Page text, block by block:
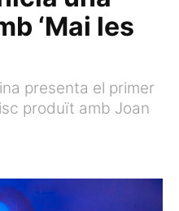
‘Mai les
presenta el primer
produït amb Joan